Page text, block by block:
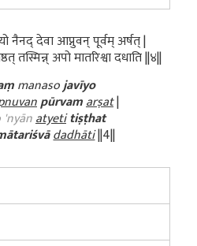
देवा आप्नुवन् पूर्वम् अर्षत् |
तस्मिन्न् अपो मातरिश्वा दधाति ||४||
manasojavīyo
pūrvamarṣat|
atyetitiṣṭhat
dadhāti||4||